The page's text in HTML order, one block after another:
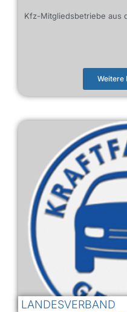
Kfz-Mitgliedsbetriebe aus
Weitere
LANDESVERBAND